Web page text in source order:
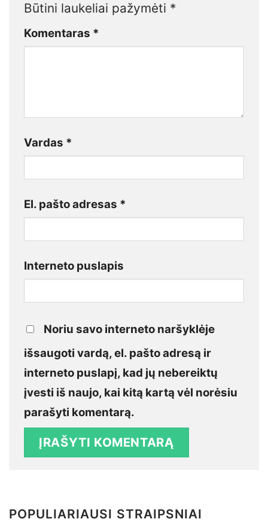
Būtini laukeliai pažymėti *
Komentaras *
Vardas *
El. pašto adresas *
Interneto puslapis
Noriu savo interneto naršyklėje
išsaugoti vardą, el. pašto adresą ir
interneto puslapį, kad jų nebereiktų
įvesti iš naujo, kai kitą kartą vėl norėsiu
parašyti komentarą.
POPULIARIAUSI STRAIPSNIAI